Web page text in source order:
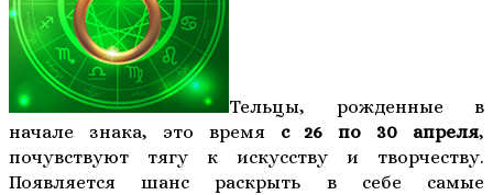
Тельцы, рожденные в
начале знака, это время с 26 по 30 апреля,
почувствуют тягу к искусству и творчеству.
Появляется шанс раскрыть в себе самые